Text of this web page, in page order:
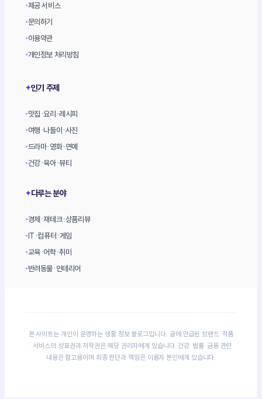
•제공 서비스
•문의하기
•이용약관
•개인정보 처리방침
✦인기 주제
•맛집·요리·레시피
•여행·나들이·사진
•드라마·영화·연예
•건강·육아·뷰티
✦다루는 분야
•경제·재테크·상품리뷰
•IT·컴퓨터·게임
•교육·어학·취미
•반려동물·인테리어
본 사이트는 개인이 운영하는 생활 정보 블로그입니다. 글에 언급된 브랜드·작품
·서비스의 상표권과 저작권은 해당 권리자에게 있습니다. 건강·법률·금융 관련
내용은 참고용이며 최종 판단과 책임은 이용자 본인에게 있습니다.